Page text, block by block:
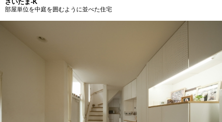
さいたま-K
部屋単位を中庭を囲むように並べた住宅